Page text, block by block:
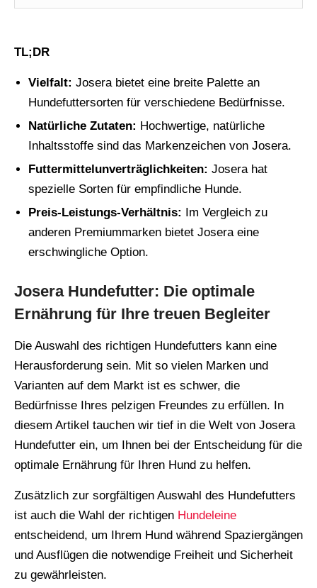
TL;DR
Vielfalt: Josera bietet eine breite Palette an
Hundefuttersorten für verschiedene Bedürfnisse.
Natürliche Zutaten: Hochwertige, natürliche
Inhaltsstoffe sind das Markenzeichen von Josera.
Futtermittelunverträglichkeiten: Josera hat
spezielle Sorten für empfindliche Hunde.
Preis-Leistungs-Verhältnis:
Im Vergleich zu
anderen Premiummarken bietet Josera eine
erschwingliche Option.
Josera Hundefutter: Die optimale
Ernährung für Ihre treuen Begleiter
Die Auswahl des richtigen Hundefutters kann eine
Herausforderung sein. Mit so vielen Marken und
Varianten auf dem Markt ist es schwer, die
Bedürfnisse Ihres pelzigen Freundes zu erfüllen. In
diesem Artikel tauchen wir tief in die Welt von Josera
Hundefutter ein, um Ihnen bei der Entscheidung für die
optimale Ernährung für Ihren Hund zu helfen.
Zusätzlich zur sorgfältigen Auswahl des Hundefutters
ist auch die Wahl der richtigen Hundeleine
entscheidend, um Ihrem Hund während Spaziergängen
und Ausflügen die notwendige Freiheit und Sicherheit
zu gewährleisten.